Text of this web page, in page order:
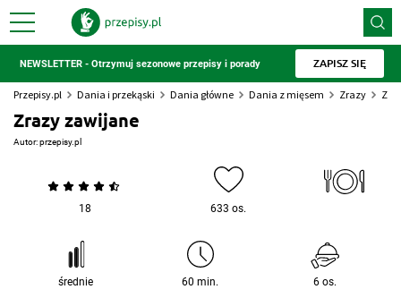
NEWSLETTER - Otrzymuj sezonowe przepisy i porady ZAPISZ SIĘ
Przepisy.pl Dania i przekąski Dania główne Dania z mięsem Zrazy
Zrazy zawijane
Autor:przepisy.pl
18 633 os.
średnie 60 min. 6 os.